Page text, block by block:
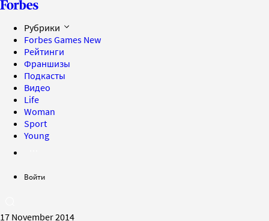
Рубрики
Forbes Games New
Рейтинги
Франшизы
Подкасты
Видео
Life
Woman
Sport
Young
Войти
17 November 2014